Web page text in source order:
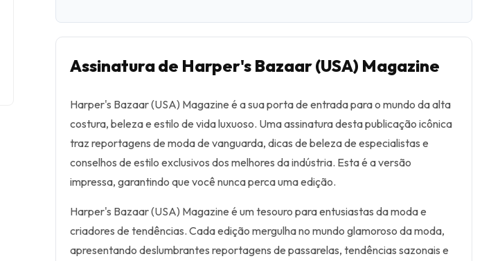
Assinatura de Harper's Bazaar (USA) Magazine
Harper's Bazaar (USA) Magazine é a sua porta de entrada para o mundo da alta
costura, beleza e estilo de vida luxuoso. Uma assinatura desta publicação icônica
traz reportagens de moda de vanguarda, dicas de beleza de especialistas e
conselhos de estilo exclusivos dos melhores da indústria. Esta é a versão
impressa, garantindo que você nunca perca uma edição.
Harper's Bazaar (USA) Magazine é um tesouro para entusiastas da moda e
criadores de tendências. Cada edição mergulha no mundo glamoroso da moda,
apresentando deslumbrantes reportagens de passarelas, tendências sazonais e